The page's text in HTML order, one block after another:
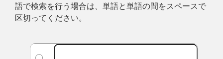
語で検索を行う場合は、単語と単語の間をスペースで
区切ってください。